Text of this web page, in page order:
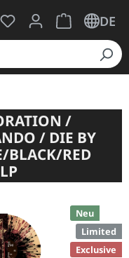
Du hast 0 Produkte
Warenkorb
DE
/
/ DIE BY
BLACK/RED
Neu
Limited
Exclusive